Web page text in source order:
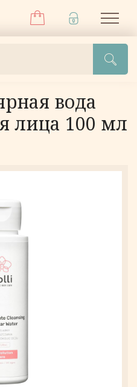
вода
лица 100 мл